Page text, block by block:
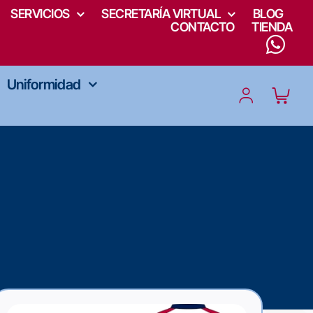
SERVICIOS SECRETARÍA VIRTUAL
BLOG
CONTACTO
TIENDA
Uniformidad